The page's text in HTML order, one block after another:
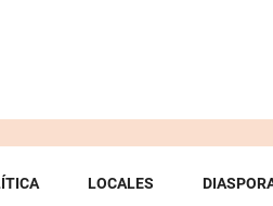
LOCALES